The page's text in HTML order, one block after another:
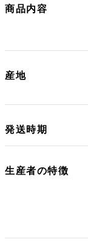
商品内容
産地
発送時期
生産者の特徴